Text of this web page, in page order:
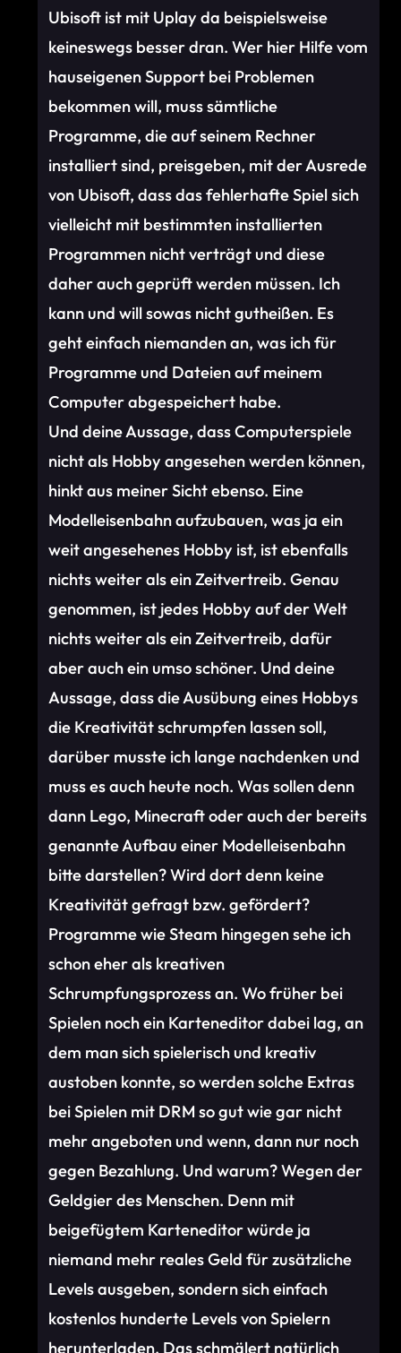
Ubisoft ist mit Uplay da beispielsweise
keineswegs besser dran. Wer hier Hilfe vom
hauseigenen Support bei Problemen
bekommen will, muss sämtliche
Programme, die auf seinem Rechner
installiert sind, preisgeben, mit der Ausrede
von Ubisoft, dass das fehlerhafte Spiel sich
vielleicht mit bestimmten installierten
Programmen nicht verträgt und diese
daher auch geprüft werden müssen. Ich
kann und will sowas nicht gutheißen. Es
geht einfach niemanden an, was ich für
Programme und Dateien auf meinem
Computer abgespeichert habe.
Und deine Aussage, dass Computerspiele
nicht als Hobby angesehen werden können,
hinkt aus meiner Sicht ebenso. Eine
Modelleisenbahn aufzubauen, was ja ein
weit angesehenes Hobby ist, ist ebenfalls
nichts weiter als ein Zeitvertreib. Genau
genommen, ist jedes Hobby auf der Welt
nichts weiter als ein Zeitvertreib, dafür
aber auch ein umso schöner. Und deine
Aussage, dass die Ausübung eines Hobbys
die Kreativität schrumpfen lassen soll,
darüber musste ich lange nachdenken und
muss es auch heute noch. Was sollen denn
dann Lego, Minecraft oder auch der bereits
genannte Aufbau einer Modelleisenbahn
bitte darstellen? Wird dort denn keine
Kreativität gefragt bzw. gefördert?
Programme wie Steam hingegen sehe ich
schon eher als kreativen
Schrumpfungsprozess an. Wo früher bei
Spielen noch ein Karteneditor dabei lag, an
dem man sich spielerisch und kreativ
austoben konnte, so werden solche Extras
bei Spielen mit DRM so gut wie gar nicht
mehr angeboten und wenn, dann nur noch
gegen Bezahlung. Und warum? Wegen der
Geldgier des Menschen. Denn mit
beigefügtem Karteneditor würde ja
niemand mehr reales Geld für zusätzliche
Levels ausgeben, sondern sich einfach
kostenlos hunderte Levels von Spielern
herunterladen. Das schmälert natürlich